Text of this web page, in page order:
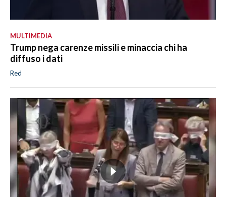
MULTIMEDIA
Trump nega carenze missili e minaccia chi ha
diffuso i dati
Red